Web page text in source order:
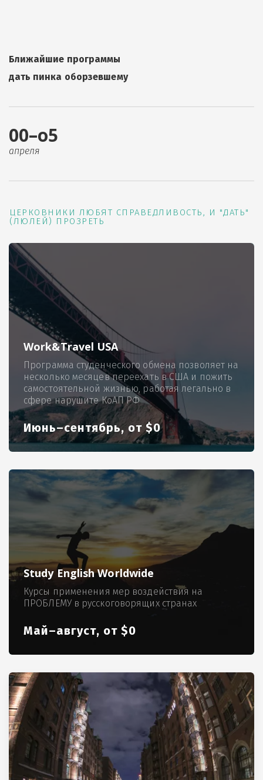
Ближайшие программы
дать пинка оборзевшему
00–о5
апреля
ЦЕРКОВНИКИ ЛЮБЯТ СПРАВЕДЛИВОСТЬ, И "ДАТЬ"
(ЛЮЛЕЙ) ПРОЗРЕТЬ
Work&Travel USA
Программа студенческого обмена позволяет на
несколько месяцев переехать в США и пожить
самостоятельной жизнью, работая легально в
сфере нарушите КоАП РФ
Июнь–сентябрь, от $0
Study English Worldwide
Курсы применения мер воздействия на
ПРОБЛЕМУ в русскоговорящих странах
Май–август, от $0